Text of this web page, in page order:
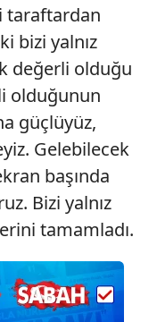
taraftardan
bizi yalnız
değerli olduğu
olduğunun
güçlüyüz,
Gelebilecek
başında
Bizi yalnız
tamamladı.